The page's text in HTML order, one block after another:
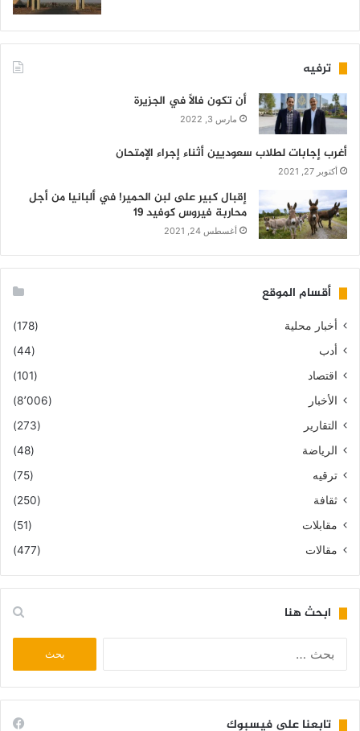
ترفيه
أن تكون فالاً في الجزيرة
مارس 3, 2022
أغرب إجابات لطلاب سعوديين أثناء إجراء الإمتحان
أكتوبر 27, 2021
إقبال كبير على لبن الحمير! في ألبانيا من أجل
محاربة فيروس كوفيد 19
أغسطس 24, 2021
أقسام الموقع
أخبار محلية
(178)
أدب
(44)
اقتصاد
(101)
الأخبار
(8٬006)
التقارير
(273)
الرياضة
(48)
ترقيه
(75)
ثقافة
(250)
مقابلات
(51)
مقالات
(477)
ابحث هنا
تابعنا على فيسبوك